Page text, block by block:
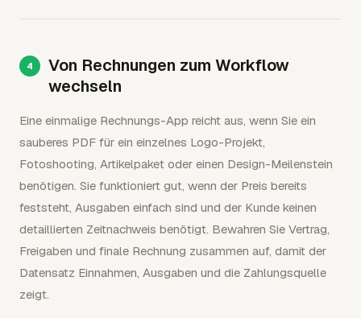
Von Rechnungen zum Workflow
wechseln
Eine einmalige Rechnungs-App reicht aus, wenn Sie ein
sauberes PDF für ein einzelnes Logo-Projekt,
Fotoshooting, Artikelpaket oder einen Design-Meilenstein
benötigen. Sie funktioniert gut, wenn der Preis bereits
feststeht, Ausgaben einfach sind und der Kunde keinen
detaillierten Zeitnachweis benötigt. Bewahren Sie Vertrag,
Freigaben und finale Rechnung zusammen auf, damit der
Datensatz Einnahmen, Ausgaben und die Zahlungsquelle
zeigt.